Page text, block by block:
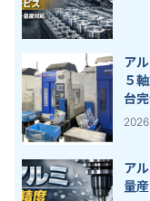
ア
５
台
ア
量